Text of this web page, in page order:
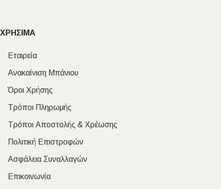
ΧΡΗΣΙΜΑ
Εταιρεία
Ανακαίνιση Μπάνιου
Όροι Χρήσης
Τρόποι Πληρωμής
Τρόποι Αποστολής & Χρέωσης
Πολιτική Επιστροφών
Ασφάλεια Συναλλαγών
Επικοινωνία